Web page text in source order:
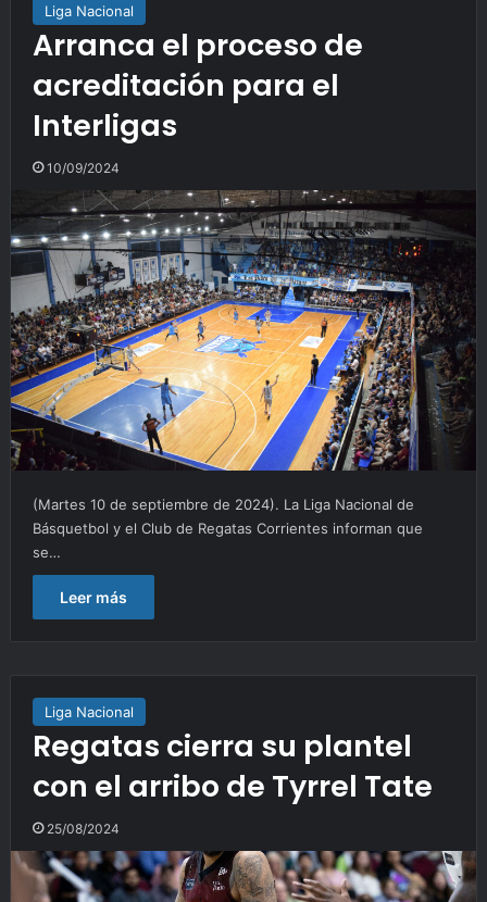
Liga Nacional
Arranca el proceso de
acreditación para el
Interligas
10/09/2024
(Martes 10 de septiembre de 2024). La Liga Nacional de
Básquetbol y el Club de Regatas Corrientes informan que
se…
Leer más
Liga Nacional
Regatas cierra su plantel
con el arribo de Tyrrel Tate
25/08/2024